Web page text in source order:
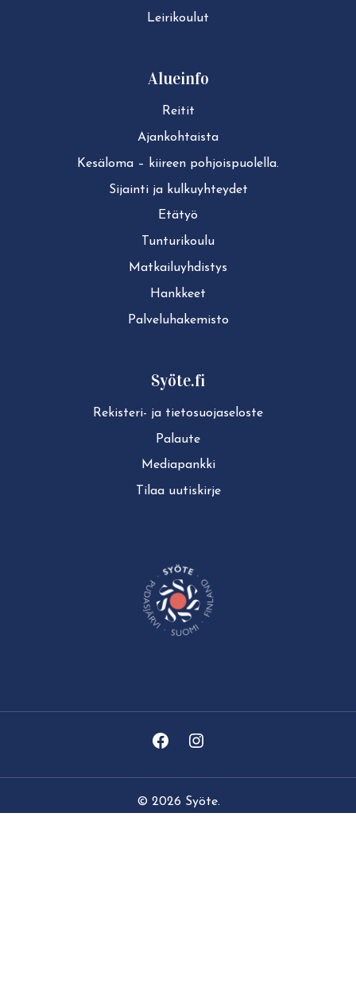
Leirikoulut
Alueinfo
Reitit
Ajan­koh­tais­ta
Kesäloma – kiireen pohjoispuolella.
Sijainti ja kul­ku­yh­tey­det
Etätyö
Tun­tu­ri­kou­lu
Mat­kai­lu­yh­dis­tys
Hankkeet
Pal­ve­lu­ha­ke­mis­to
Syöte.fi
Rekisteri- ja tie­to­suo­ja­se­los­te
Palaute
Mediapankki
Tilaa uutiskirje
© 2026 Syöte.